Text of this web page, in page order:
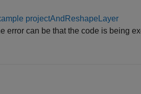
projectAndReshapeLayer
error can be that the code is being